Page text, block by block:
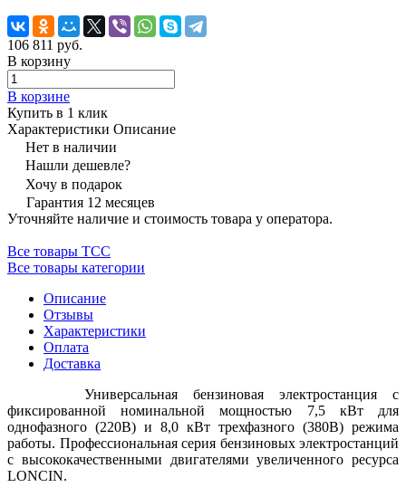
106 811 руб.
В корзину
В корзине
Купить в 1 клик
Характеристики Описание
Нет в наличии
Нашли дешевле?
Хочу в подарок
Гарантия 12 месяцев
Уточняйте наличие и стоимость товара у оператора.
Все товары ТСС
Все товары категории
Описание
Отзывы
Характеристики
Оплата
Доставка
Универсальная бензиновая электростанция с
фиксированной номинальной мощностью 7,5 кВт для
однофазного (220В) и 8,0 кВт трехфазного (380В) режима
работы. Профессиональная серия бензиновых электростанций
с высококачественными двигателями увеличенного ресурса
LONCIN.